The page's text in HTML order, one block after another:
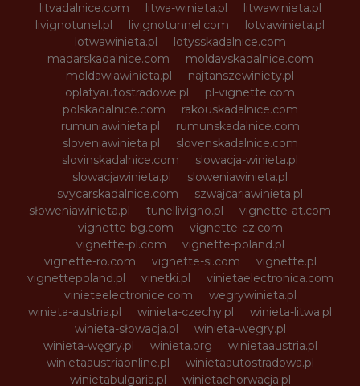
litvadalnice.com
litwa-winieta.pl
litwawinieta.pl
livignotunel.pl
livignotunnel.com
lotvawinieta.pl
lotwawinieta.pl
lotysskadalnice.com
madarskadalnice.com
moldavskadalnice.com
moldawiawinieta.pl
najtanszewiniety.pl
oplatyautostradowe.pl
pl-vignette.com
polskadalnice.com
rakouskadalnice.com
rumuniawinieta.pl
rumunskadalnice.com
sloveniawinieta.pl
slovenskadalnice.com
slovinskadalnice.com
slowacja-winieta.pl
slowacjawinieta.pl
sloweniawinieta.pl
svycarskadalnice.com
szwajcariawinieta.pl
słoweniawinieta.pl
tunellivigno.pl
vignette-at.com
vignette-bg.com
vignette-cz.com
vignette-pl.com
vignette-poland.pl
vignette-ro.com
vignette-si.com
vignette.pl
vignettepoland.pl
vinetki.pl
vinietaelectronica.com
vinieteelectronice.com
wegrywinieta.pl
winieta-austria.pl
winieta-czechy.pl
winieta-litwa.pl
winieta-słowacja.pl
winieta-wegry.pl
winieta-węgry.pl
winieta.org
winietaaustria.pl
winietaaustriaonline.pl
winietaautostradowa.pl
winietabulgaria.pl
winietachorwacja.pl